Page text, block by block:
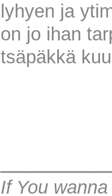
lyhyen ja
on jo ihan
tsäpäkkä
If You